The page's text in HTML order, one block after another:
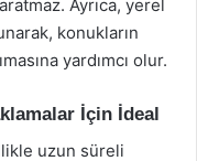
Ayrıca, yerel
konukların
yardımcı olur.
İçin İdeal
uzun süreli